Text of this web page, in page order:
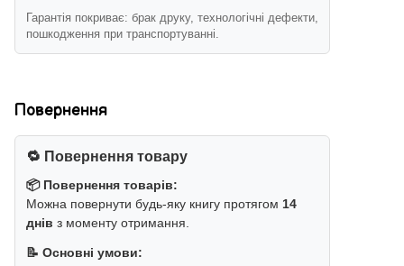
Гарантія покриває: брак друку, технологічні дефекти,
пошкодження при транспортуванні.
Повернення
🔁 Повернення товару
📦 Повернення товарів:
Можна повернути будь-яку книгу протягом 14
днів з моменту отримання.
📝 Основні умови: